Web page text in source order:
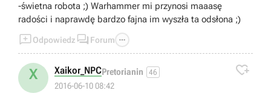
-świetna robota ;) Warhammer mi przynosi maaasę
radości i naprawdę bardzo fajna im wyszła ta odsłona ;)
Odpowiedz  Forum 
X Xaikor_NPCPretorianin 46
2016-06-10 08:42
